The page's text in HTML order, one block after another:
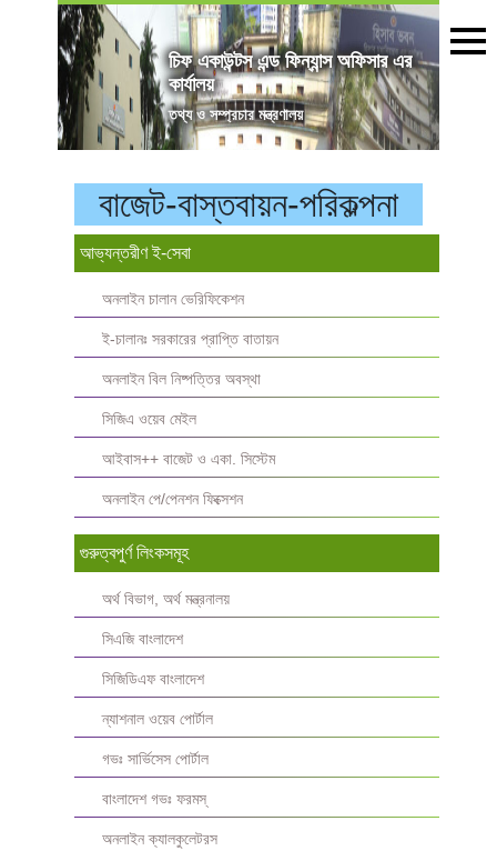
চিফ একাউন্টস এন্ড ফিন্যান্স অফিসার এর
কার্যালয়
তথ্য ও সম্প্রচার মন্ত্রণালয়
বাজেট-বাস্তবায়ন-পরিকল্পনা
আভ্যন্তরীণ ই-সেবা
অনলাইন চালান ভেরিফিকেশন
ই-চালানঃ সরকারের প্রাপ্তি বাতায়ন
অনলাইন বিল নিষ্পত্তির অবস্থা
সিজিএ ওয়েব মেইল
আইবাস++ বাজেট ও একা. সিস্টেম
অনলাইন পে/পেনশন ফিক্সেশন
গুরুত্বপুর্ণ লিংকসমূহ
অর্থ বিভাগ, অর্থ মন্ত্রনালয়
সিএজি বাংলাদেশ
সিজিডিএফ বাংলাদেশ
ন্যাশনাল ওয়েব পোর্টাল
গভঃ সার্ভিসেস পোর্টাল
বাংলাদেশ গভঃ ফরমস্‌
অনলাইন ক্যালকুলেটরস